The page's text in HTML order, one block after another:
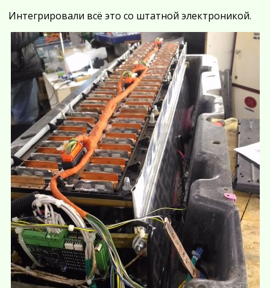
Интегрировали всё это со штатной электроникой.